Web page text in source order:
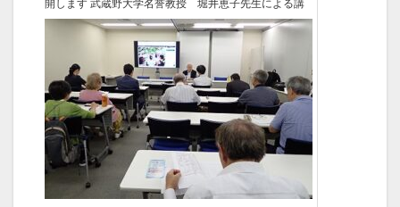
開します 武蔵野大学名誉教授 堀井恵子先生による講
演をコンパクトにまとめました。 日本で、学んだり、
就労する外国人とどのように接したらよいか、ポイント
をまとめてくれました。とても勉強になるビデオです。
ぜひ一度ご覧ください。気づきがあります。19分にま
とめました。 ...
2026-06-24
イベント